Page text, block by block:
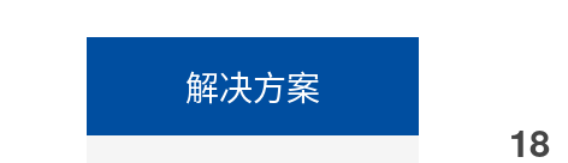
解决方案
18